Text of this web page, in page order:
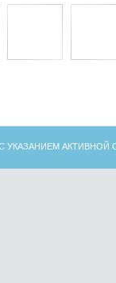
УКАЗАНИЕМ АКТИВНОЙ